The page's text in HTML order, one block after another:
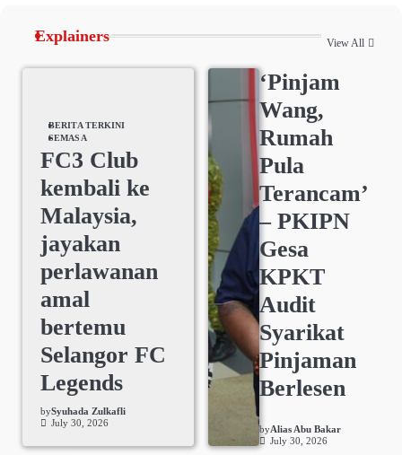
Explainers View All
BERITA TERKINI
SEMASA
FC3 Club
kembali ke
Malaysia,
jayakan
perlawanan
amal
bertemu
Selangor FC
Legends
bySyuhada Zulkafli
July 30, 2026
‘Pinjam
Wang,
Rumah
Pula
Terancam’
– PKIPN
Gesa
KPKT
Audit
Syarikat
Pinjaman
Berlesen
byAlias Abu Bakar
July 30, 2026